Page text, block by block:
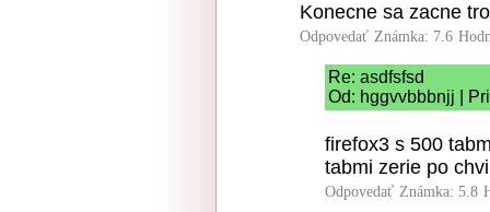
Konecne sa zacne
Odpovedať Známka: 7.6
Re: asdfsfsd
Od: hggvvbbbnjj |
firefox3 s 500
tabmi zerie po
Odpovedať Známka: 5.8